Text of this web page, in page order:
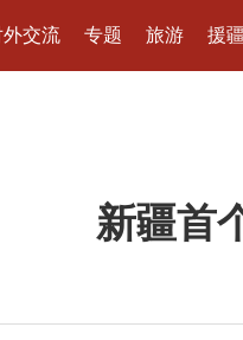
外交流 专题 旅游 援疆
新疆首